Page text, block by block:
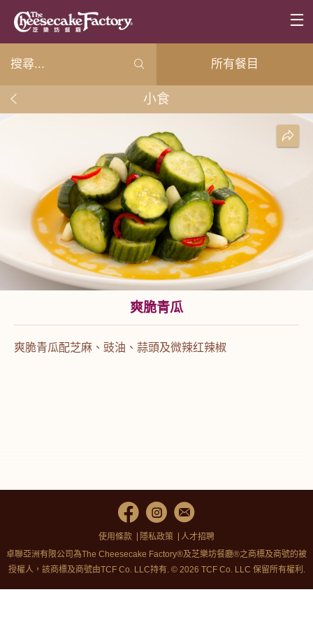
所有餐目
小食
爽脆青瓜
爽脆青瓜配芝麻、豉油、蒜頭及微辣红辣椒
使用條款 隱私政策
人才招聘
卓聯亞洲有限公司為The Cheesecake Factory®及芝樂坊餐廳®之商標及商號的被
授權人，該商標及商號由TCF Co. LLC持有. © 2026 TCF Co. LLC 保留所有權利.